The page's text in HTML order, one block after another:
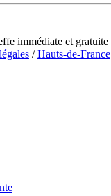
immédiate et gratuite
/Hauts-de-France